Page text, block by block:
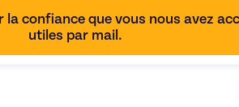
confiance que vous nous avez
utiles par mail.